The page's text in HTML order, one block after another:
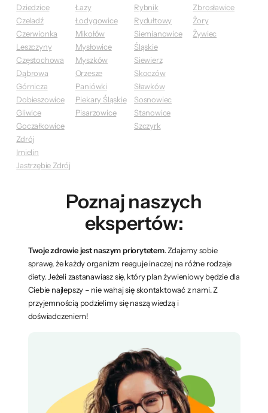
Dziedzice
Czeladź
Czerwionka
Leszczyny
Częstochowa
Dąbrowa
Górnicza
Dobieszowice
Gliwice
Goczałkowice
Zdrój
Imielin
Jastrzębie Zdrój
Łazy
Łodygowice
Mikołów
Mysłowice
Myszków
Orzesze
Paniówki
Piekary Śląskie
Pisarzowice
Rybnik
Rydułtowy
Siemianowice
Śląskie
Siewierz
Skoczów
Sławków
Sosnowiec
Stanowice
Szczyrk
Zbrosławice
Żory
Żywiec
Poznaj naszych
ekspertów:
Twoje zdrowie jest naszym priorytetem. Zdajemy sobie
sprawę, że każdy organizm reaguje inaczej na różne rodzaje
diety. Jeżeli zastanawiasz się, który plan żywieniowy będzie dla
Ciebie najlepszy – nie wahaj się skontaktować z nami. Z
przyjemnością podzielimy się naszą wiedzą i
doświadczeniem!